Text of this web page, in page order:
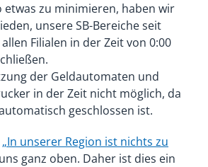
etwas zu minimieren, haben wir
unsere SB-Bereiche seit
Filialen in der Zeit von 0:00
der Geldautomaten und
in der Zeit nicht möglich, da
geschlossen ist.
„In unserer Region ist nichts zu
ganz oben. Daher ist dies ein